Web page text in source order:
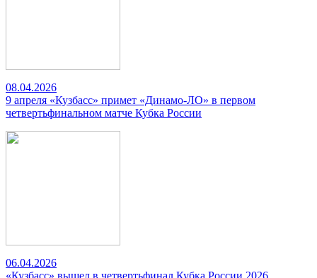
08.04.2026
9 апреля «Кузбасс» примет «Динамо-ЛО» в первом
четвертьфинальном матче Кубка России
06.04.2026
«Кузбасс» вышел в четвертьфинал Кубка России 2026